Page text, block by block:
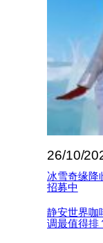
26/10/
冰雪奇缘降
招募中
静安世界咖
调最值得排